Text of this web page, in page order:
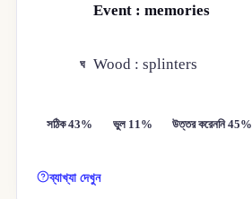
Event : memories
ঘ Wood : splinters
সঠিক 43% ভুল 11% উত্তর করেননি 45%
ব্যাখ্যা দেখুন